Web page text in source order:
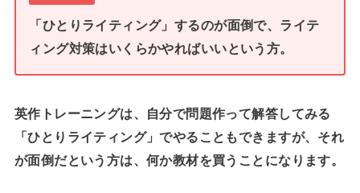
「ひとりライティング」するのが面倒で、 ライテ
ィング対策はいくらかやればいいという方。
英作トレーニングは、自分で問題作って解答してみる
「ひとりライティング」でやることもできますが、それ
が面倒だという方は、何か教材を買うことになります。